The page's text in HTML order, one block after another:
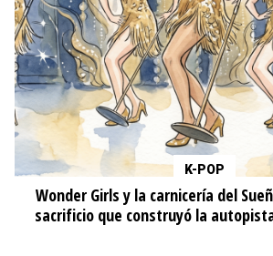
K-POP
Wonder Girls y la carnicería del
sacrificio que construyó la